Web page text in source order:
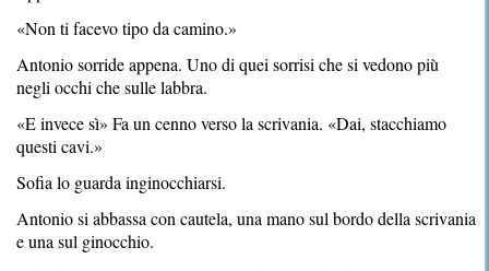
«Non ti facevo tipo da camino.»
Antonio sorride appena. Uno di quei sorrisi che si vedono più
negli occhi che sulle labbra.
«E invece sì» Fa un cenno verso la scrivania. «Dai, stacchiamo
questi cavi.»
Sofia lo guarda inginocchiarsi.
Antonio si abbassa con cautela, una mano sul bordo della scrivania
e una sul ginocchio.